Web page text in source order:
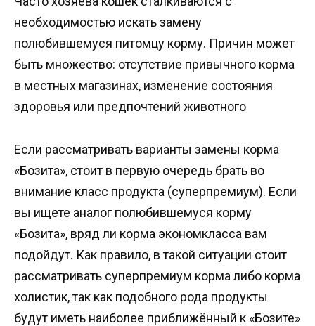
необходимостью искать замену
полюбившемуся питомцу корму. Причин может
быть множество: отсутствие привычного корма
в местных магазинах, изменение состояния
здоровья или предпочтений животного
Если рассматривать варианты замены корма
«Бозита», стоит в первую очередь брать во
внимание класс продукта (суперпремиум). Если
вы ищете аналог полюбившемуся корму
«Бозита», вряд ли корма экономкласса вам
подойдут. Как правило, в такой ситуации стоит
рассматривать суперпремиум корма либо корма
холистик, так как подобного рода продукты
будут иметь наиболее приближённый к «Бозите»